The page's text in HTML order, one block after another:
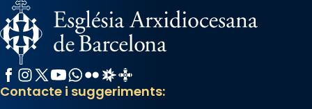
Facebook
Instagram
X / Twitter
YouTube
WhatsApp
FlickrRadio Estel
Catalunya Cristiana
Contacte i suggeriments: